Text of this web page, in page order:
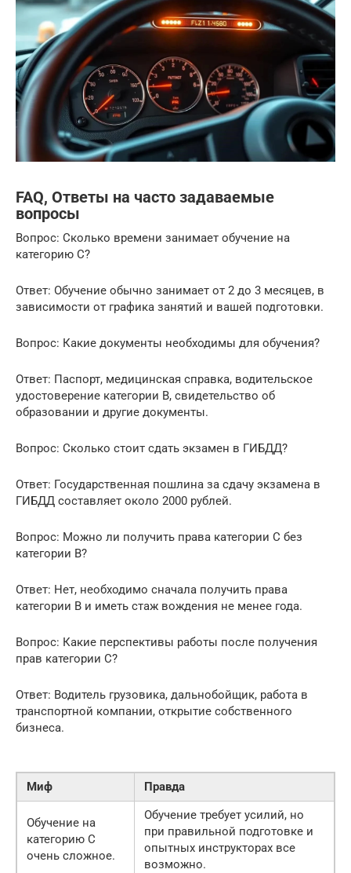
FAQ, Ответы на часто задаваемые
вопросы
Вопрос: Сколько времени занимает обучение на
категорию C?
Ответ: Обучение обычно занимает от 2 до 3 месяцев, в
зависимости от графика занятий и вашей подготовки.
Вопрос: Какие документы необходимы для обучения?
Ответ: Паспорт, медицинская справка, водительское
удостоверение категории B, свидетельство об
образовании и другие документы.
Вопрос: Сколько стоит сдать экзамен в ГИБДД?
Ответ: Государственная пошлина за сдачу экзамена в
ГИБДД составляет около 2000 рублей.
Вопрос: Можно ли получить права категории C без
категории B?
Ответ: Нет, необходимо сначала получить права
категории B и иметь стаж вождения не менее года.
Вопрос: Какие перспективы работы после получения
прав категории C?
Ответ: Водитель грузовика, дальнобойщик, работа в
транспортной компании, открытие собственного
бизнеса.
Миф Правда
Обучение на
категорию C
очень сложное.
Обучение требует усилий, но
при правильной подготовке и
опытных инструкторах все
возможно.